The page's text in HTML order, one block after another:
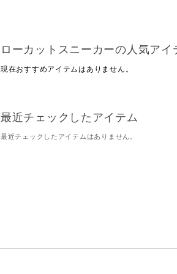
ローカットスニーカーの人気アイ
現在おすすめアイテムはありません。
最近チェックしたアイテム
最近チェックしたアイテムはありません。